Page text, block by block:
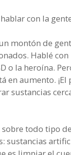
con la
montón de
Hablé
o la heroína.
en aumento.
sustancias
todo tipo
sustancias